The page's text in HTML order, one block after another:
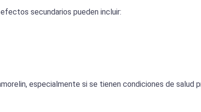
secundarios pueden incluir:
especialmente si se tienen condiciones de salud